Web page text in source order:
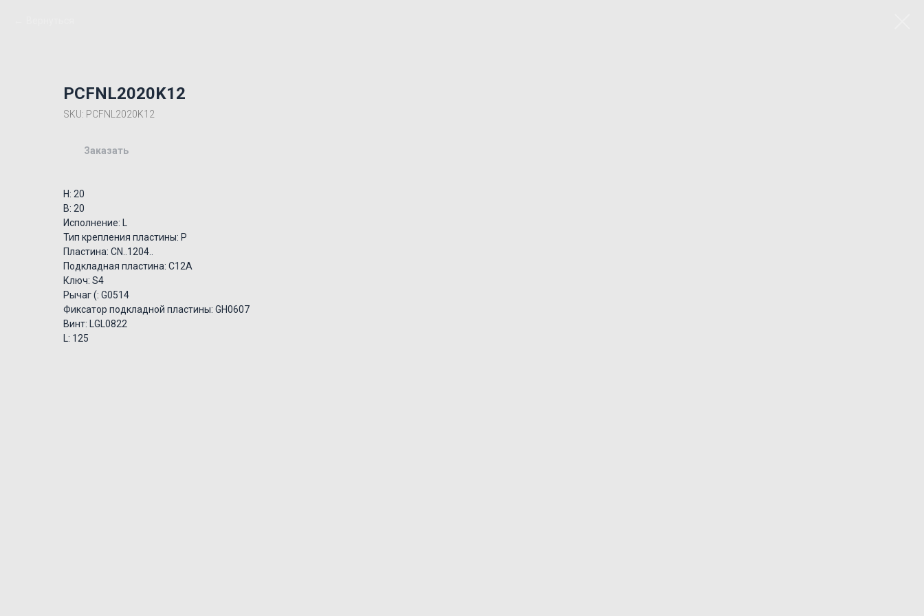
PCFNL2020K12
SKU: PCFNL2020K12
Заказать
H: 20
B: 20
Исполнение: L
Тип крепления пластины: P
Пластина: CN..1204..
Подкладная пластина: C12A
Ключ: S4
Рычаг (: G0514
Фиксатор подкладной пластины: GH0607
Винт: LGL0822
L: 125